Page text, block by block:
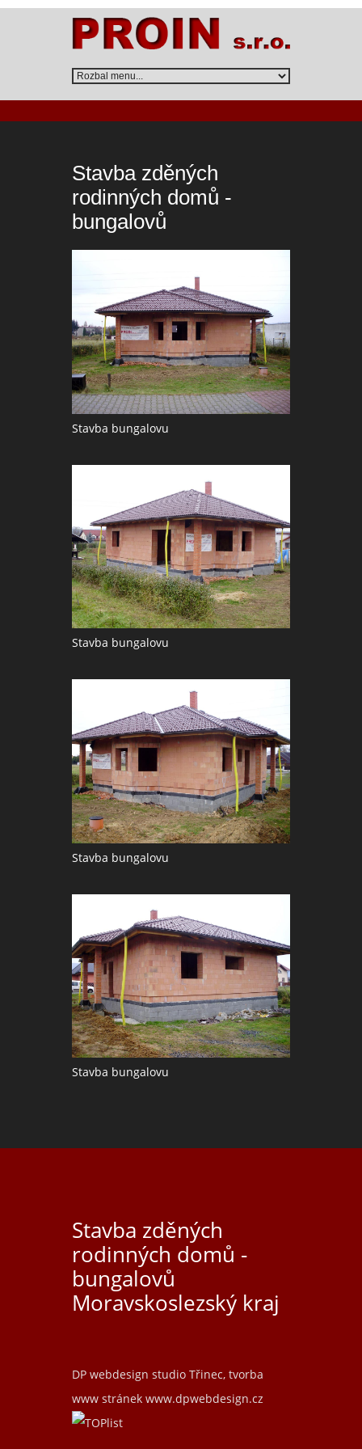
Stavba zděných
rodinných domů -
bungalovů
Stavba bungalovu
Stavba bungalovu
Stavba bungalovu
Stavba bungalovu
Stavba zděných
rodinných domů -
bungalovů
Moravskoslezský kraj
DP webdesign studio Třinec, tvorba
www stránek www.dpwebdesign.cz